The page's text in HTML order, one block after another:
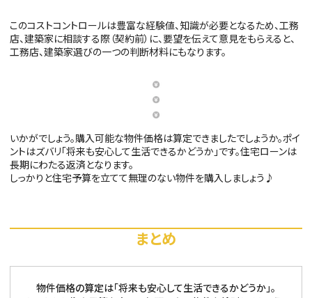
このコストコントロールは豊富な経験値、知識が必要となるため、工務
店、建築家に相談する際（契約前）に、要望を伝えて意見をもらえると、
工務店、建築家選びの一つの判断材料にもなります。
いかがでしょう。購入可能な物件価格は算定できましたでしょうか。ポイ
ントはズバリ「将来も安心して生活できるかどうか」です。住宅ローンは
長期にわたる返済となります。
しっかりと住宅予算を立てて無理のない物件を購入しましょう♪
まとめ
物件価格の算定は「将来も安心して生活できるかどうか」。